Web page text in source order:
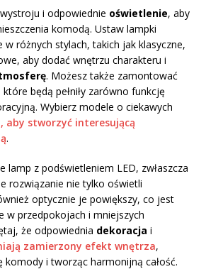
i odpowiednie oświetlenie, aby
komodą. Ustaw lampki
w różnych stylach, takich jak klasyczne,
aby dodać wnętrzu charakteru i
. Możesz także zamontować
będą pełniły zarówno funkcję
Wybierz modele o ciekawych
aby stworzyć interesującą
.
lamp z podświetleniem LED, zwłaszcza
rozwiązanie nie tylko oświetli
optycznie je powiększy, co jest
w przedpokojach i mniejszych
że odpowiednia dekoracja i
zamierzony efekt wnętrza,
komody i tworząc harmonijną całość.